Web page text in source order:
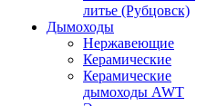
литье (Рубцовск)
Дымоходы
Нержавеющие
Керамические
Керамические
дымоходы AWT